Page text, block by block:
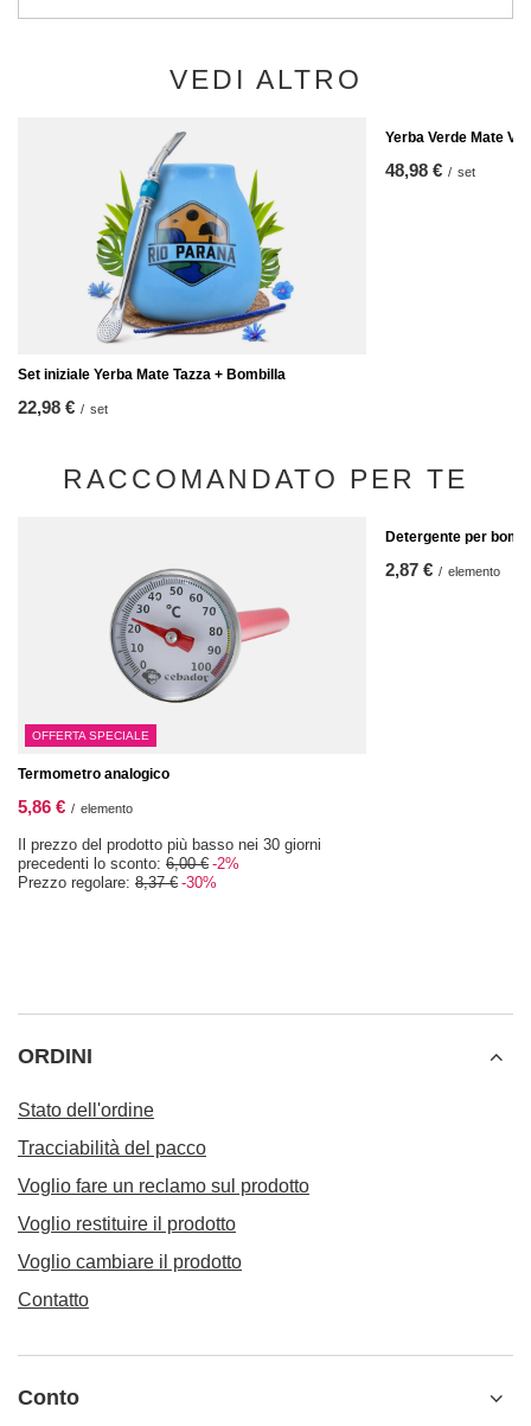
VEDI ALTRO
Set iniziale Yerba Mate Tazza + Bombilla
22,98 € / set
Yerba Verde Mate
48,98 € / set
RACCOMANDATO PER TE
OFFERTA SPECIALE
Termometro analogico
5,86 € / elemento
Il prezzo del prodotto più basso nei 30 giorni
precedenti lo sconto: 6,00 € -2%
Prezzo regolare: 8,37 € -30%
Detergente per
2,87 € / elemento
ORDINI
Stato dell'ordine
Tracciabilità del pacco
Voglio fare un reclamo sul prodotto
Voglio restituire il prodotto
Voglio cambiare il prodotto
Contatto
Conto